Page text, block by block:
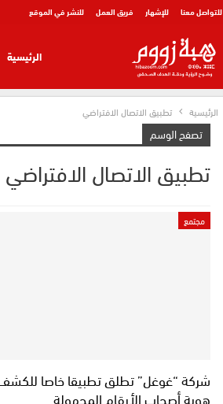
للتواصل معنا للإشهار فريق العمل للنشر في الموقع
الرئيسية
الرئيسية تطبيق الاتصال الافتراضي
تصفح الوسم
تطبيق الاتصال الافتراضي
مجتمع
شركة “غوغل” تطلق تطبيقا خاصا
هوية أصحاب الأرقام المجهولة